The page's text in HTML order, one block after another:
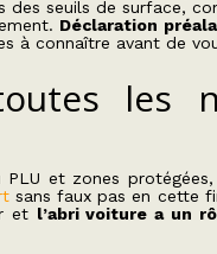
seuils de surface,
Déclaration
à connaître avant de
les
et zones protégées,
sans faux pas en cette
et l’abri voiture a un